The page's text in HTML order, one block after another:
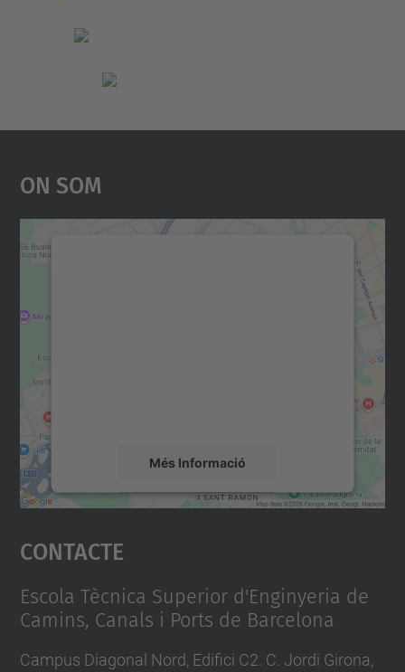
On Som
Més Informació
Accepta
powered by
Contacte
Escola Tècnica Superior d'Enginyeria de
Camins, Canals i Ports de Barcelona
Campus Diagonal Nord, Edifici C2. C. Jordi Girona,